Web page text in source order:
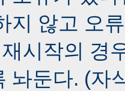
지 않고 오
시작의 경
놔둔다. (자